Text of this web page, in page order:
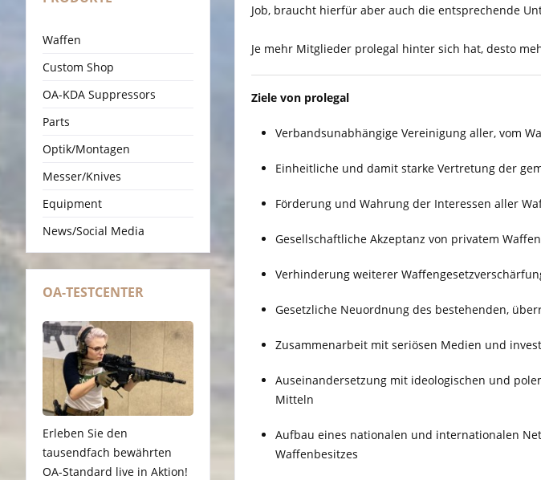
Waffen
Custom Shop
OA-KDA Suppressors
Parts
Optik/Montagen
Messer/Knives
Equipment
News/Social Media
OA-TESTCENTER
Erleben Sie den
tausendfach bewährten
OA-Standard live in Aktion!
Job, braucht hierfür aber auch die entsprechende
Je mehr Mitglieder prolegal hinter sich hat, desto
Ziele von prolegal
Verbandsunabhängige Vereinigung aller, vom
Einheitliche und damit starke Vertretung der
Förderung und Wahrung der Interessen aller
Gesellschaftliche Akzeptanz von privatem
Verhinderung weiterer
Gesetzliche Neuordnung des bestehenden,
Zusammenarbeit mit seriösen Medien und
Auseinandersetzung mit ideologischen und
Mitteln
Aufbau eines nationalen und internationalen
Waffenbesitzes